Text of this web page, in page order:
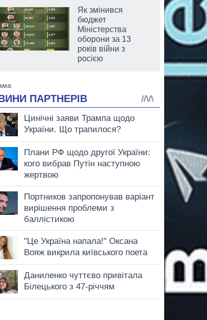
Як змінився
бюджет
Міністерства
оборони за 13
років війни з
росією